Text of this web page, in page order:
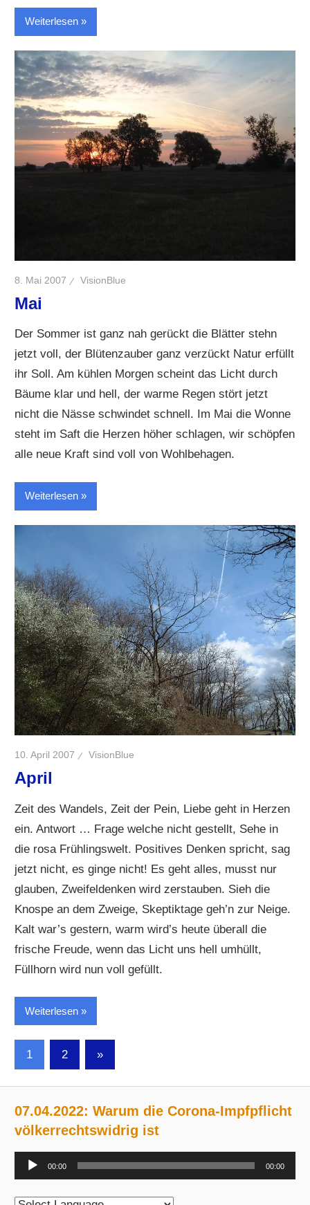
Weiterlesen
8. Mai 2007 VisionBlue
Mai
Der Sommer ist ganz nah gerückt die Blätter stehn
jetzt voll, der Blütenzauber ganz verzückt Natur erfüllt
ihr Soll. Am kühlen Morgen scheint das Licht durch
Bäume klar und hell, der warme Regen stört jetzt
nicht die Nässe schwindet schnell. Im Mai die Wonne
steht im Saft die Herzen höher schlagen, wir schöpfen
alle neue Kraft sind voll von Wohlbehagen.
Weiterlesen
10. April 2007 VisionBlue
April
Zeit des Wandels, Zeit der Pein, Liebe geht in Herzen
ein. Antwort … Frage welche nicht gestellt, Sehe in
die rosa Frühlingswelt. Positives Denken spricht, sag
jetzt nicht, es ginge nicht! Es geht alles, musst nur
glauben, Zweifeldenken wird zerstauben. Sieh die
Knospe an dem Zweige, Skeptiktage geh’n zur Neige.
Kalt war’s gestern, warm wird’s heute überall die
frische Freude, wenn das Licht uns hell umhüllt,
Füllhorn wird nun voll gefüllt.
Weiterlesen
Seitennummerierung
Beiträge
1 2
Nächste
Beiträge
»
07.04.2022: Warum die Corona-Impfpflicht
völkerrechtswidrig ist
Audio-
Player
00:00 00:00